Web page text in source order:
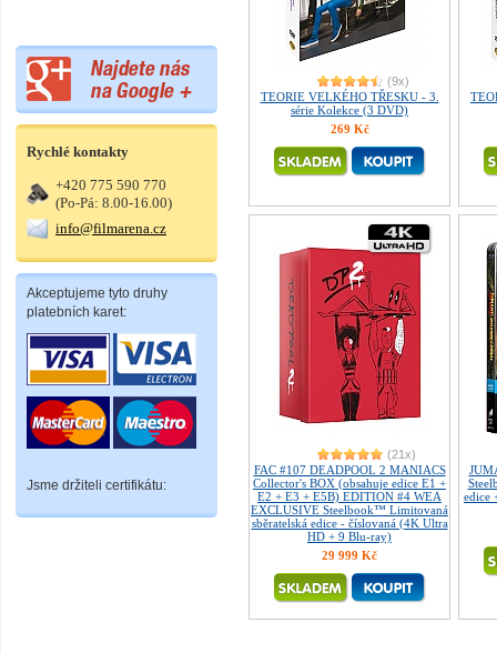
Rychlé kontakty
+420 775 590 770
(Po-Pá: 8.00-16.00)
info@filmarena.cz
Akceptujeme tyto druhy
platebních karet:
Jsme držiteli certifikátu:
(9x)
TEORIE VELKÉHO TŘESKU - 3.
série Kolekce (3 DVD)
269 Kč
(21x)
FAC #107 DEADPOOL 2 MANIACS
Collector's BOX (obsahuje edice E1 +
E2 + E3 + E5B) EDITION #4 WEA
EXCLUSIVE Steelbook™ Limitovaná
sběratelská edice - číslovaná (4K Ultra
HD + 9 Blu-ray)
29 999 Kč
edice